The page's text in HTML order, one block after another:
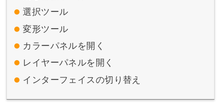
選択ツール
変形ツール
カラーパネルを開く
レイヤーパネルを開く
インターフェイスの切り替え